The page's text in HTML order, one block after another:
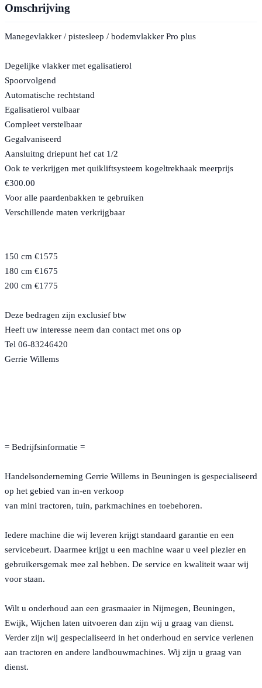
Omschrijving
Manegevlakker / pistesleep / bodemvlakker Pro plus
Degelijke vlakker met egalisatierol
Spoorvolgend
Automatische rechtstand
Egalisatierol vulbaar
Compleet verstelbaar
Gegalvaniseerd
Aansluitng driepunt hef cat 1/2
Ook te verkrijgen met quikliftsysteem kogeltrekhaak meerprijs
€300.00
Voor alle paardenbakken te gebruiken
Verschillende maten verkrijgbaar
150 cm €1575
180 cm €1675
200 cm €1775
Deze bedragen zijn exclusief btw
Heeft uw interesse neem dan contact met ons op
Tel 06-83246420
Gerrie Willems
= Bedrijfsinformatie =
Handelsonderneming Gerrie Willems in Beuningen is gespecialiseerd
op het gebied van in-en verkoop
van mini tractoren, tuin, parkmachines en toebehoren.
Iedere machine die wij leveren krijgt standaard garantie en een
servicebeurt. Daarmee krijgt u een machine waar u veel plezier en
gebruikersgemak mee zal hebben. De service en kwaliteit waar wij
voor staan.
Wilt u onderhoud aan een grasmaaier in Nijmegen, Beuningen,
Ewijk, Wijchen laten uitvoeren dan zijn wij u graag van dienst.
Verder zijn wij gespecialiseerd in het onderhoud en service verlenen
aan tractoren en andere landbouwmachines. Wij zijn u graag van
dienst.